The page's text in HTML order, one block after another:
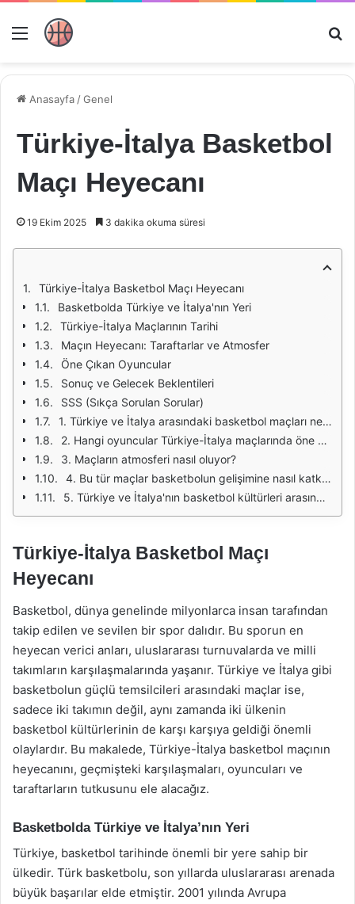
Menü
Anasayfa /Genel
Türkiye-İtalya Basketbol
Maçı Heyecanı
19 Ekim 2025 3 dakika okuma süresi
Türkiye-İtalya Basketbol Maçı Heyecanı
Basketbolda Türkiye ve İtalya'nın Yeri
Türkiye-İtalya Maçlarının Tarihi
Maçın Heyecanı: Taraftarlar ve Atmosfer
Öne Çıkan Oyuncular
Sonuç ve Gelecek Beklentileri
SSS (Sıkça Sorulan Sorular)
1. Türkiye ve İtalya arasındaki basketbol maçları ne sıklıkla yapılıyor?
2. Hangi oyuncular Türkiye-İtalya maçlarında öne çıkıyor?
3. Maçların atmosferi nasıl oluyor?
4. Bu tür maçlar basketbolun gelişimine nasıl katkı sağlıyor?
5. Türkiye ve İtalya'nın basketbol kültürleri arasında ne gibi farklar var?
Türkiye-İtalya Basketbol Maçı
Heyecanı
Basketbol, dünya genelinde milyonlarca insan tarafından
takip edilen ve sevilen bir spor dalıdır. Bu sporun en
heyecan verici anları, uluslararası turnuvalarda ve milli
takımların karşılaşmalarında yaşanır. Türkiye ve İtalya gibi
basketbolun güçlü temsilcileri arasındaki maçlar ise,
sadece iki takımın değil, aynı zamanda iki ülkenin
basketbol kültürlerinin de karşı karşıya geldiği önemli
olaylardır. Bu makalede, Türkiye-İtalya basketbol maçının
heyecanını, geçmişteki karşılaşmaları, oyuncuları ve
taraftarların tutkusunu ele alacağız.
Basketbolda Türkiye ve İtalya’nın Yeri
Türkiye, basketbol tarihinde önemli bir yere sahip bir
ülkedir. Türk basketbolu, son yıllarda uluslararası arenada
büyük başarılar elde etmiştir. 2001 yılında Avrupa